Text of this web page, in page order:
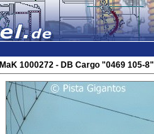
MaK 1000272 - DB Cargo "0469 105-8"